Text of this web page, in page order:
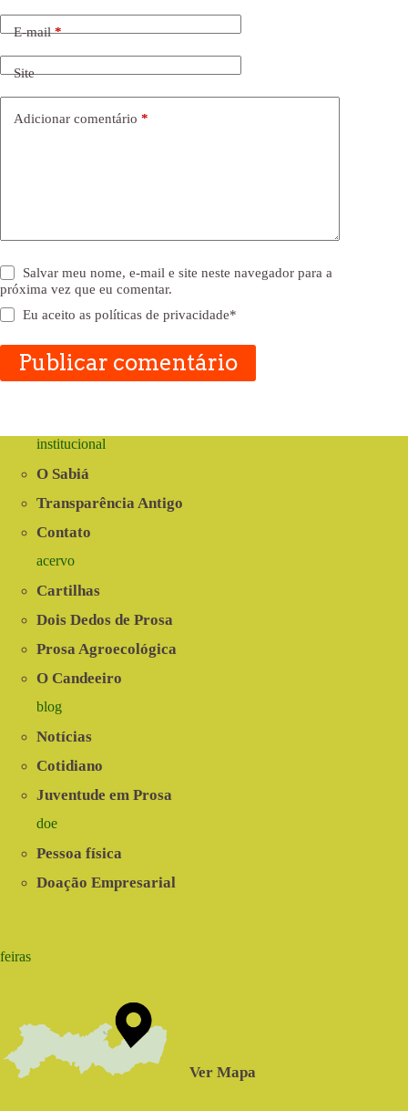
E-mail*
Site
Adicionar comentário *
Salvar meu nome, e-mail e site neste navegador para a
próxima vez que eu comentar.
Eu aceito aspolíticas de privacidade*
Publicar comentário
institucional
O Sabiá
Transparência Antigo
Contato
acervo
Cartilhas
Dois Dedos de Prosa
Prosa Agroecológica
O Candeeiro
blog
Notícias
Cotidiano
Juventude em Prosa
doe
Pessoa física
Doação Empresarial
feiras
Ver Mapa